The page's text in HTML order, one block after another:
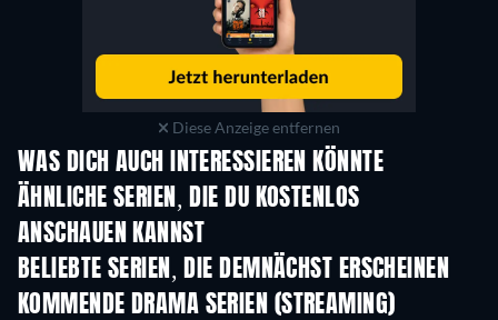
Diese Anzeige entfernen
WAS DICH AUCH INTERESSIEREN KÖNNTE
Serie Serie
ÄHNLICHE SERIEN, DIE DU KOSTENLOS
ANSCHAUEN KANNST
Serie
BELIEBTE SERIEN, DIE DEMNÄCHST ERSCHEINEN
Serie Serie
KOMMENDE DRAMA SERIEN (STREAMING)
Staffel 4 Staffel 6